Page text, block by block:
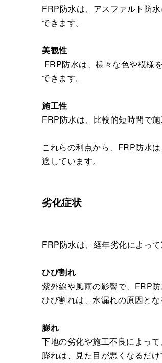
FRP防水は、アスファルト防
できます。
美観性
FRP防水は、様々な色や模様
できます。
施工性
FRP防水は、比較的短時間で施
これらの利点から、FRP防水
適しています。
劣化症状
FRP防水は、経年劣化によっ
ひび割れ
紫外線や風雨の影響で、FRP
ひび割れは、水漏れの原因とな
膨れ
下地の劣化や施工不良によっ
膨れは、見た目が悪くなるだ